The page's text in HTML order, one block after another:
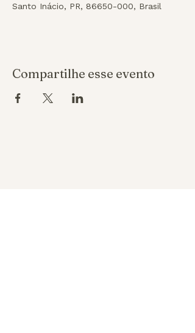
Santo Inácio, PR, 86650-000, Brasil
Compartilhe esse evento